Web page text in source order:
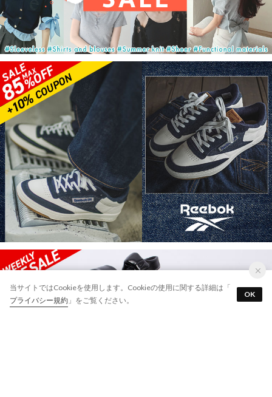
サイズ交換￥0・返品￥0
最短翌日お届け
アプリを使う
当サイトではCookieを使用します。Cookieの使用に関する詳細は「
プライバシー規約 」をご覧ください。
OK